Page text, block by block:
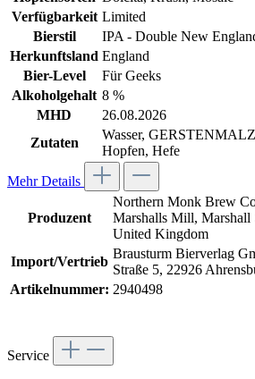
Verfügbarkeit Limited
Bierstil
IPA - Double New
Herkunftsland England
Bier-Level
Für Geeks
Alkoholgehalt 8 %
MHD
26.08.2026
Zutaten
Wasser,
Hopfen, Hefe
Mehr Details
Produzent
Northern Monk Brew
Marshalls Mill, Marshall
United Kingdom
Import/Vertrieb
Brausturm Bierverlag
Straße 5, 22926
Artikelnummer: 2940498
Service